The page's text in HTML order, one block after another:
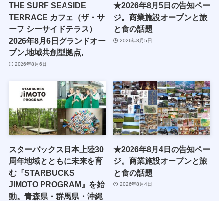
THE SURF SEASIDE
TERRACE カフェ（ザ・サ
ーフ シーサイドテラス）
2026年8月6日グランドオー
プン,地域共創型拠点,
2026年8月6日
★2026年8月5日の告知ペー
ジ。商業施設オープンと旅
と食の話題
2026年8月5日
スターバックス日本上陸30
周年地域とともに未来を育
む『STARBUCKS
JIMOTO PROGRAM』を始
動。青森県・群馬県・沖縄
★2026年8月4日の告知ペー
ジ。商業施設オープンと旅
と食の話題
2026年8月4日